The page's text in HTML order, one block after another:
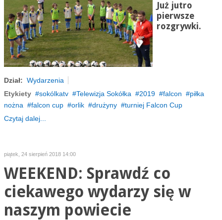
Już jutro
pierwsze
rozgrywki.
Dział: Wydarzenia
Etykiety
sokólkatv Telewizja Sokółka 2019 falcon
piłka
nożna
falcon cup orlik drużyny
turniej Falcon Cup
Czytaj dalej...
piątek, 24 sierpień 2018 14:00
WEEKEND: Sprawdź co
ciekawego wydarzy się w
naszym powiecie